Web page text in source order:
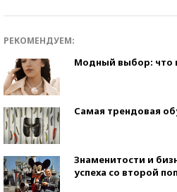
РЕКОМЕНДУЕМ:
Модный выбор: что
Самая трендовая
Знаменитости и
успеха со второй